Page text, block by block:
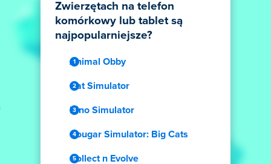
Zwierzętach na telefon
komórkowy lub tablet są
najpopularniejsze?
Animal Obby
Cat Simulator
Dino Simulator
Cougar Simulator: Big Cats
Collect n Evolve